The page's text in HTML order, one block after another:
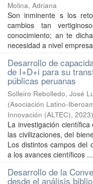
Molina, Adriana
Son inminente s los
cambios tan
conocimiento; an te
necesidad a nivel
Desarrollo de
de I+D+i para su
públicas peruanas
Solleiro Rebolledo, José
(Asociación Latino-
Innovación (ALTEC), 2023)
La investigación
las civilizaciones, del
Los distintos campos del
a los avances científicos ...
Desarrollo de la
desde el análisis